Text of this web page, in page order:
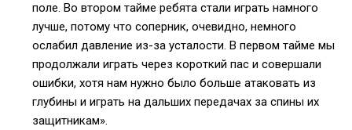
поле. Во втором тайме ребята стали играть намного
лучше, потому что соперник, очевидно, немного
ослабил давление из-за усталости. В первом тайме мы
продолжали играть через короткий пас и совершали
ошибки, хотя нам нужно было больше атаковать из
глубины и играть на дальших передачах за спины их
защитникам».